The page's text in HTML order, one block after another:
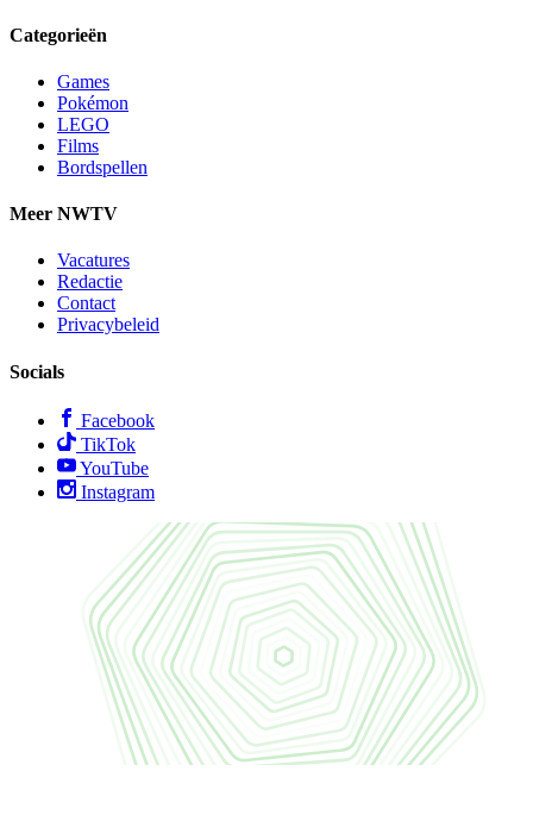
Categorieën
Games
Pokémon
LEGO
Films
Bordspellen
Meer NWTV
Vacatures
Redactie
Contact
Privacybeleid
Socials
Facebook
TikTok
YouTube
Instagram